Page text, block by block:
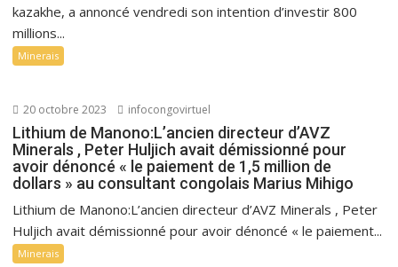
kazakhe, a annoncé vendredi son intention d’investir 800
millions...
Minerais
20 octobre 2023 infocongovirtuel
Lithium de Manono:L’ancien directeur d’AVZ
Minerals , Peter Huljich avait démissionné pour
avoir dénoncé « le paiement de 1,5 million de
dollars » au consultant congolais Marius Mihigo
Lithium de Manono:L’ancien directeur d’AVZ Minerals , Peter
Huljich avait démissionné pour avoir dénoncé « le paiement...
Minerais